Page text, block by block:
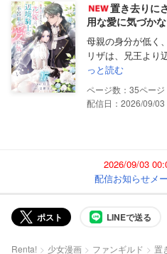
置き去りに
用な愛に気づか
母親の身分が低く
リザは、兄王より
っと読む
35
配信日：2026/09/03
2026/09/03
配信お知らせメ
ポスト LINEで送る
Renta! 少女漫画 ファンギルド 置